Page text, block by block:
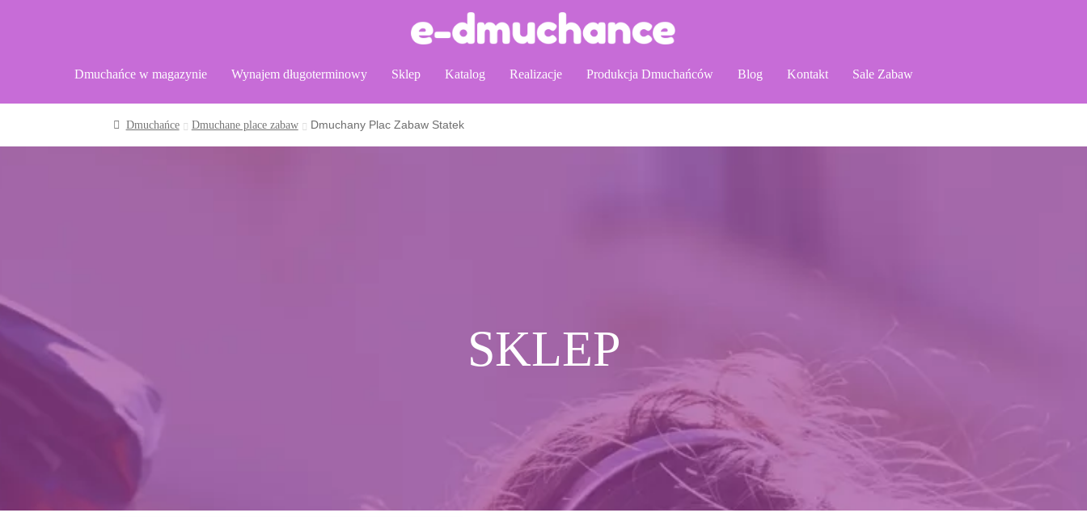
Dmuchańce w magazynie Wynajem długoterminowy Sklep Katalog Realizacje Produkcja Dmuchańców Blog Kontakt Sale Zabaw
Dmuchańce Dmuchane place zabaw Dmuchany Plac Zabaw Statek